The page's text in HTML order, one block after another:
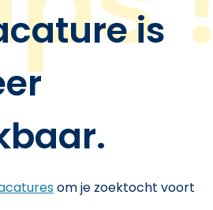
is
om je zoektocht voort